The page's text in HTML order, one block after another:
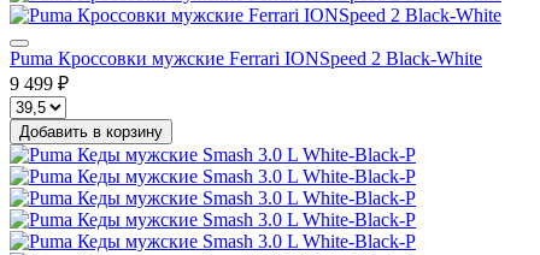
Puma Кроссовки мужские Ferrari IONSpeed 2 Black-White
9 499 ₽
Добавить в корзину